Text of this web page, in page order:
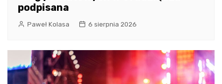
podpisana
Paweł Kolasa 6 sierpnia 2026